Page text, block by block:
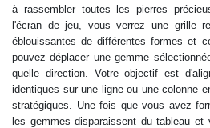
à rassembler toutes les pierres
l'écran de jeu, vous verrez une grille
éblouissantes de différentes formes et
pouvez déplacer une gemme
quelle direction. Votre objectif est
identiques sur une ligne ou une colonne
stratégiques. Une fois que vous avez
les gemmes disparaissent du tableau